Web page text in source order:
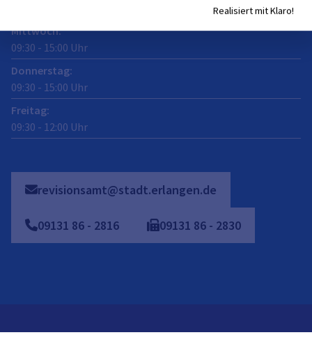
Mittwoch:
09:30 - 15:00 Uhr
Donnerstag:
09:30 - 15:00 Uhr
Freitag:
09:30 - 12:00 Uhr
revisionsamt@stadt.erlangen.de
09131 86 - 2816 09131 86 - 2830
Realisiert mit Klaro!